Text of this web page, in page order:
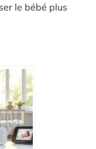
le bébé plus